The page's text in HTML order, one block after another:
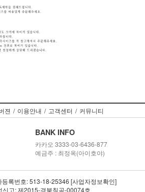
젼 / 이용안내 / 고객센터 / 커뮤니티
BANK INFO
카카오 3333-03-6436-877
예금주 : 최정옥(아이호야)
등록번호: 513-18-25346 [사업자정보확인]
신고: 제2015-경북칠곡-00074호